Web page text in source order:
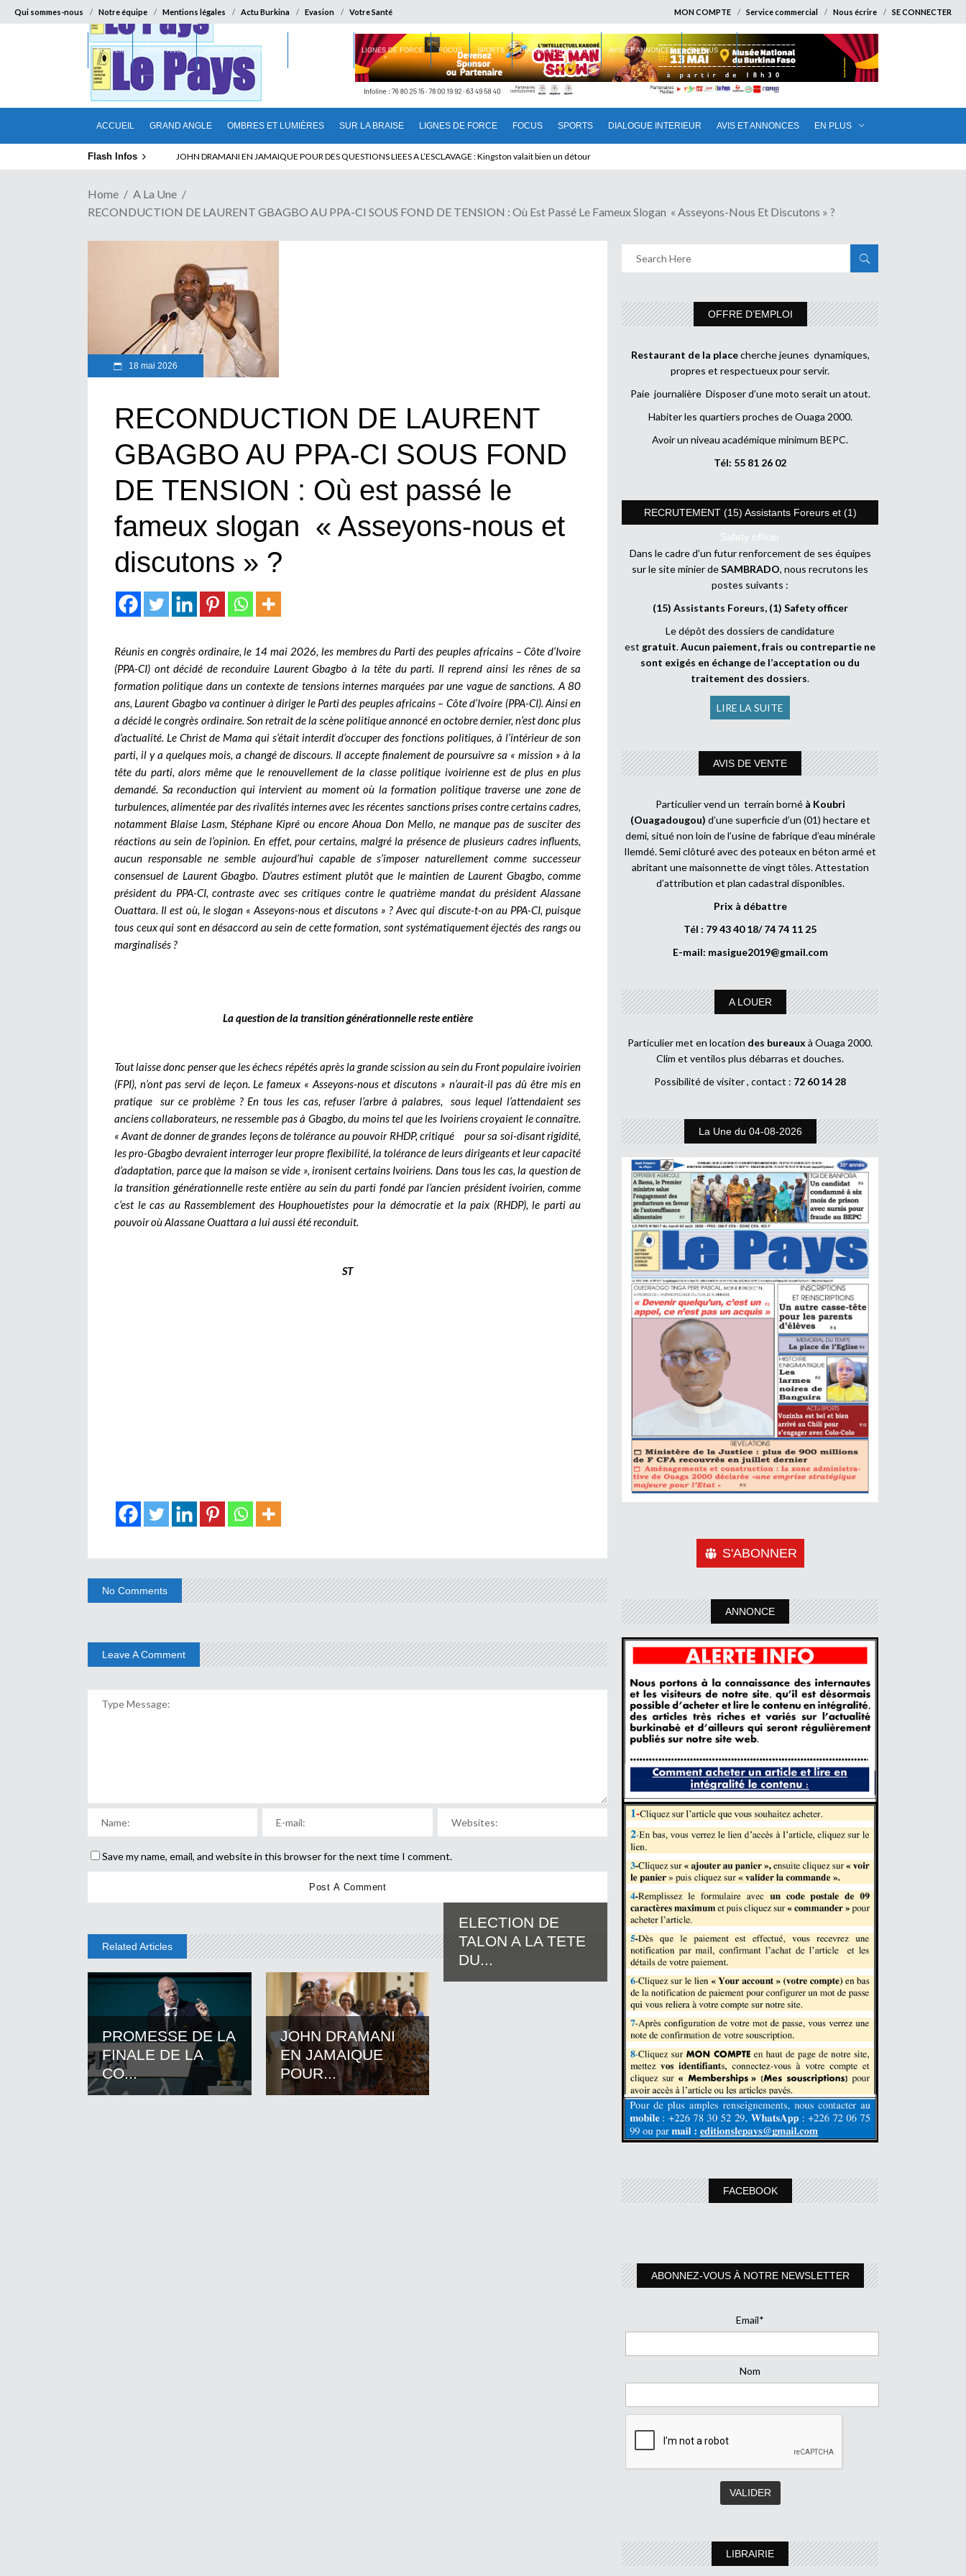
Qui sommes-nous Notre équipe Mentions légales Actu Burkina Evasion Votre Santé MON COMPTE Service commercial Nous écrire SE CONNECTER
ACCUEIL GRAND ANGLE OMBRES ET LUMIÈRES SUR LA BRAISE LIGNES DE FORCE FOCUS SPORTS DIALOGUE INTERIEUR AVIS ET ANNONCES EN PLUS
ACCUEIL GRAND ANGLE OMBRES ET LUMIÈRES LIGNES DE FORCE FOCUS SPORTS DIALOGUE INTERIEUR AVIS ET ANNONCES EN PLUS
Flash Infos ELECTION DE TALON A LA TETE DU SENAT BENINOIS : Quand Patrice quitte le pouvoir sans partir !
Home
A La Une
RECONDUCTION DE LAURENT GBAGBO AU PPA-CI SOUS FOND DE TENSION : Où Est Passé Le Fameux Slogan « Asseyons-Nous Et Discutons » ?
18 mai 2026
RECONDUCTION DE LAURENT
GBAGBO AU PPA-CI SOUS FOND
DE TENSION : Où est passé le
fameux slogan « Asseyons-nous et
discutons » ?
Réunis en congrès ordinaire, le 14 mai 2026, les membres du Parti des peuples africains – Côte d’Ivoire
(PPA-CI) ont décidé de reconduire Laurent Gbagbo à la tête du parti. Il reprend ainsi les rênes de sa
formation politique dans un contexte de tensions internes marquées par une vague de sanctions. A 80
ans, Laurent Gbagbo va continuer à diriger le Parti des peuples africains – Côte d’Ivoire (PPA-CI). Ainsi en
a décidé le congrès ordinaire. Son retrait de la scène politique annoncé en octobre dernier, n’est donc plus
d’actualité. Le Christ de Mama qui s’était interdit d’occuper des fonctions politiques, à l’intérieur de son
parti, il y a quelques mois, a changé de discours. Il accepte finalement de poursuivre sa « mission » à la
tête du parti, alors même que le renouvellement de la classe politique ivoirienne est de plus en plus
demandé. Sa reconduction qui intervient au moment où la formation politique traverse une zone de
turbulences, alimentée par des rivalités internes avec les récentes sanctions prises contre certains cadres,
notamment Blaise Lasm, Stéphane Kipré ou encore Ahoua Don Mello, ne manque pas de susciter des
réactions au sein de l’opinion. En effet, pour certains, malgré la présence de plusieurs cadres influents,
aucun responsable ne semble aujourd’hui capable de s’imposer naturellement comme successeur
consensuel de Laurent Gbagbo. D’autres estiment plutôt que le maintien de Laurent Gbagbo, comme
président du PPA-CI, contraste avec ses critiques contre le quatrième mandat du président Alassane
Ouattara. Il est où, le slogan « Asseyons-nous et discutons » ? Avec qui discute-t-on au PPA-CI, puisque
tous ceux qui sont en désaccord au sein de cette formation, sont systématiquement éjectés des rangs ou
marginalisés ?
La question de la transition générationnelle reste entière
Tout laisse donc penser que les échecs répétés après la grande scission au sein du Front populaire ivoirien
(FPI), n’ont pas servi de leçon. Le fameux « Asseyons-nous et discutons » n’aurait-il pas dû être mis en
pratique sur ce problème ? En tous les cas, refuser l’arbre à palabres, sous lequel l’attendaient ses
anciens collaborateurs, ne ressemble pas à Gbagbo, du moins tel que les Ivoiriens croyaient le connaître.
« Avant de donner de grandes leçons de tolérance au pouvoir RHDP, critiqué pour sa soi-disant rigidité,
les pro-Gbagbo devraient interroger leur propre flexibilité, la tolérance de leurs dirigeants et leur capacité
d’adaptation, parce que la maison se vide », ironisent certains Ivoiriens. Dans tous les cas, la question de
la transition générationnelle reste entière au sein du parti fondé par l’ancien président ivoirien, comme
c’est le cas au Rassemblement des Houphouetistes pour la démocratie et la paix (RHDP), le parti au
pouvoir où Alassane Ouattara a lui aussi été reconduit.
ST
No Comments
Leave A Comment
Save my name, email, and website in this browser for the next time I comment.
Related Articles
PROMESSE DE LA
FINALE DE LA
CO...
JOHN DRAMANI
EN JAMAIQUE
POUR...
ELECTION DE
TALON A LA TETE
DU...
OFFRE D’EMPLOI
Restaurant de la placecherche jeunes dynamiques,
propres et respectueux pour servir.
Paie journalière Disposer d’une moto serait un atout.
Habiter les quartiers proches de Ouaga 2000.
Avoir un niveau académique minimum BEPC.
Tél: 55 81 26 02
RECRUTEMENT (15) Assistants Foreurs et (1)
Safety officer
Dans le cadre d’un futur renforcement de ses équipes
sur le site minier deSAMBRADO, nous recrutons les
postes suivants :
(15) Assistants Foreurs, (1) Safety officer
Le dépôt des dossiers de candidature
est gratuit.Aucun paiement, frais ou contrepartie ne
sont exigés en échange de l’acceptation ou du
traitement des dossiers.
LIRE LA SUITE
AVIS DE VENTE
Particulier vend un terrain borné à Koubri
(Ouagadougou) d’une superficie d’un (01) hectare et
demi, situé non loin de l’usine de fabrique d’eau minérale
Ilemdé. Semi clôturé avec des poteaux en béton armé et
abritant une maisonnette de vingt tôles. Attestation
d’attribution et plan cadastral disponibles.
Prix à débattre
Tél : 79 43 40 18/ 74 74 11 25
E-mail: masigue2019@gmail.com
A LOUER
Particulier met en location des bureaux à Ouaga 2000.
Clim et ventilos plus débarras et douches.
Possibilité de visiter , contact : 72 60 14 28
La Une du 04-08-2026
S'ABONNER
ANNONCE
FACEBOOK
ABONNEZ-VOUS À NOTRE NEWSLETTER
Email*
Nom
LIBRAIRIE